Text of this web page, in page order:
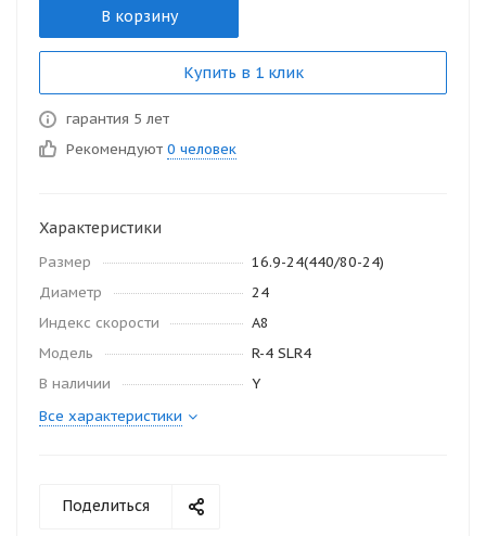
В корзину
Купить в 1 клик
гарантия 5 лет
Рекомендуют 0 человек
Характеристики
Размер
16.9-24(440/80-24)
Диаметр
24
Индекс скорости
A8
Модель
R-4 SLR4
В наличии
Y
Все характеристики
Поделиться